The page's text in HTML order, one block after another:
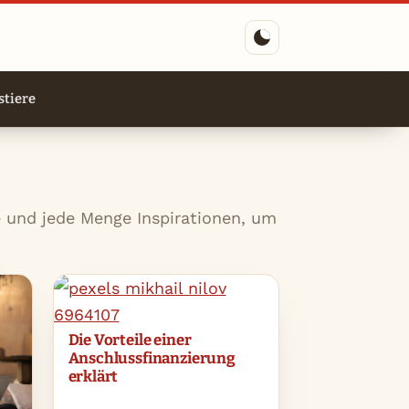
jede Menge Inspirationen, um
Die Vorteile einer
Anschlussfinanzierung
erklärt